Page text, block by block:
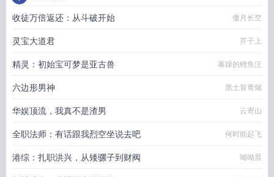
收徒万倍返还：从斗破开始 傲月长空
灵宝大道君 芥子上
精灵：初始宝可梦是亚古兽 暴躁的鲤鱼汪
六边形男神 黑土冒青烟
华娱顶流，我真不是渣男 云寄山
全职法师：有话跟我烈空坐说去吧 何时能起飞
港综：扎职洪兴，从矮骡子到财阀 呦呦晨